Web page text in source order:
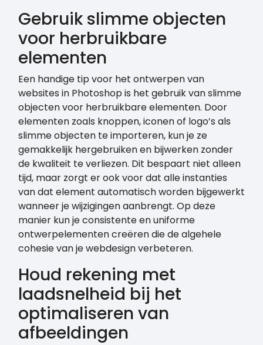
Gebruik slimme objecten
voor herbruikbare
elementen
Een handige tip voor het ontwerpen van
websites in Photoshop is het gebruik van slimme
objecten voor herbruikbare elementen. Door
elementen zoals knoppen, iconen of logo’s als
slimme objecten te importeren, kun je ze
gemakkelijk hergebruiken en bijwerken zonder
de kwaliteit te verliezen. Dit bespaart niet alleen
tijd, maar zorgt er ook voor dat alle instanties
van dat element automatisch worden bijgewerkt
wanneer je wijzigingen aanbrengt. Op deze
manier kun je consistente en uniforme
ontwerpelementen creëren die de algehele
cohesie van je webdesign verbeteren.
Houd rekening met
laadsnelheid bij het
optimaliseren van
afbeeldingen